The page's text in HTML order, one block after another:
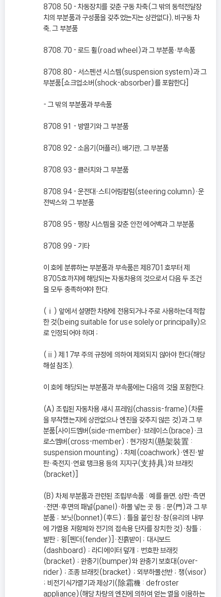
8708.50 - 차동장치를 갖춘 구동 차축(그 밖의 동력전달장
치의 부분품과 구성품을 갖추었는지는 상관없다), 비구동 차
축, 그 부분품
8708.70 - 로드 휠(road wheel)과 그 부분품ㆍ부속품
8708.80 - 서스펜션 시스템(suspension system)과 그
부분품[쇼크업소버(shock-absorber)를 포함한다]
- 그 밖의 부분품과 부속품
8708.91 - 방열기와 그 부분품
8708.92 - 소음기(머플러), 배기관, 그 부분품
8708.93 - 클러치와 그 부분품
8708.94 - 운전대ㆍ스티어링칼럼(steering column)ㆍ운
전박스와 그 부분품
8708.95 - 팽창 시스템을 갖춘 안전 에어백과 그 부분품
8708.99 - 기타
이 호에 분류하는 부분품과 부속품은 제8701호부터 제
8705호까지에 해당되는 자동차용의 것으로서 다음 두 조건
을 모두 충족하여야 한다.
(ⅰ) 앞에서 설명한 차량에 전용되거나 주로 사용하는데 적합
한 것(being suitable for use solely or principally)으
로 인정되어야 하며 ;
(ⅱ) 제17부 주의 규정에 의하여 제외되지 않아야 한다(해당
해설 참조).
이 호에 해당되는 부분품과 부속품에는 다음의 것을 포함한다.
(A) 조립된 자동차용 섀시 프레임(chassis-frame)(차륜
을 부착했는지에 상관없으나 엔진을 갖추지 않은 것)과 그 부
분품[사이드멤버(side-member)ㆍ브레이스(brace)ㆍ크
로스멤버(cross-member) ; 현가장치(懸架裝置 :
suspension mounting) ; 차체(coachwork)ㆍ엔진ㆍ발
판ㆍ축전지ㆍ연료 탱크용 등의 지지구(支持具)와 브래킷
(bracket)]
(B) 차체 부분품과 관련된 조립부속품 : 예를 들면, 상판ㆍ측면
ㆍ전면ㆍ후면의 패널(panel)ㆍ하물 넣는 곳 등 ; 문(門)과 그 부
분품 ; 보닛(bonnet)(후드) ; 틀을 붙인 창ㆍ창(유리의 내부
에 가열용 저항체와 전기의 접속용 단자를 장치한 것)ㆍ창틀 ;
발판 ; 윙[펜더(fender)]ㆍ진흙받이 ; 대시보드
(dashboard) ; 라디에이터 덮개 ; 번호판 브래킷
(bracket) ; 완충기(bumper)와 완충기 보호대(over-
rider) ; 조종 브래킷(bracket) ; 외부하물선반 ; 챙(visor)
; 비전기식가열기과 제상기(除霜機 : defroster
appliance)(해당 차량의 엔진에 의하여 얻는 열을 이용하는